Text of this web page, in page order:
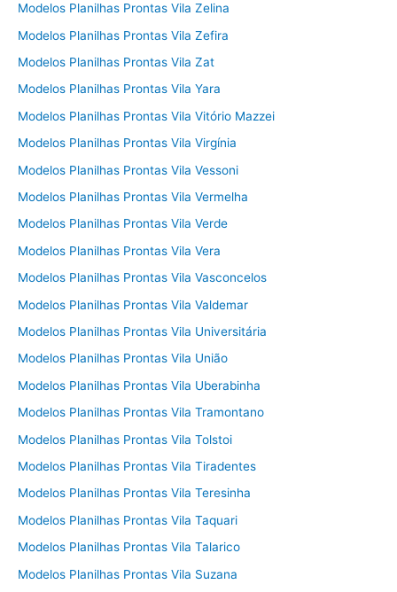
Modelos Planilhas Prontas Vila Zelina
Modelos Planilhas Prontas Vila Zefira
Modelos Planilhas Prontas Vila Zat
Modelos Planilhas Prontas Vila Yara
Modelos Planilhas Prontas Vila Vitório Mazzei
Modelos Planilhas Prontas Vila Virgínia
Modelos Planilhas Prontas Vila Vessoni
Modelos Planilhas Prontas Vila Vermelha
Modelos Planilhas Prontas Vila Verde
Modelos Planilhas Prontas Vila Vera
Modelos Planilhas Prontas Vila Vasconcelos
Modelos Planilhas Prontas Vila Valdemar
Modelos Planilhas Prontas Vila Universitária
Modelos Planilhas Prontas Vila União
Modelos Planilhas Prontas Vila Uberabinha
Modelos Planilhas Prontas Vila Tramontano
Modelos Planilhas Prontas Vila Tolstoi
Modelos Planilhas Prontas Vila Tiradentes
Modelos Planilhas Prontas Vila Teresinha
Modelos Planilhas Prontas Vila Taquari
Modelos Planilhas Prontas Vila Talarico
Modelos Planilhas Prontas Vila Suzana